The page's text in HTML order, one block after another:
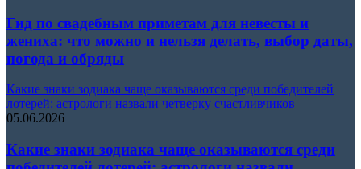
Гид по свадебным приметам для невесты и
жениха: что можно и нельзя делать, выбор даты,
погода и обряды
Какие знаки зодиака чаще оказываются среди победителей
лотерей: астрологи назвали четверку счастливчиков
05.06.2026
Какие знаки зодиака чаще оказываются среди